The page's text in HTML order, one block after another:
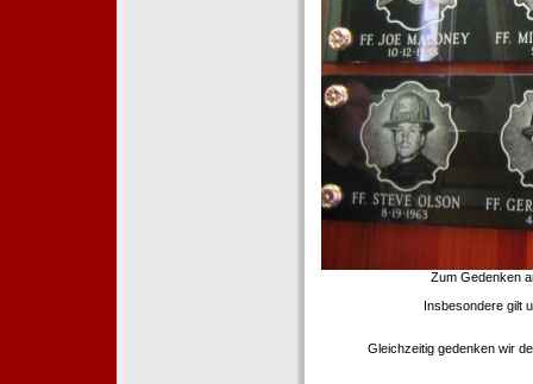
Zum Gedenken
Insbesondere gilt
Gleichzeitig gedenken wir